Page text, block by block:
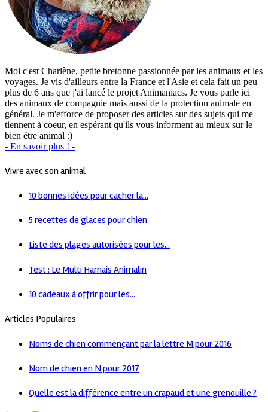
Moi c'est Charlène, petite bretonne passionnée par les animaux et les
voyages. Je vis d'ailleurs entre la France et l'Asie et cela fait un peu
plus de 6 ans que j'ai lancé le projet Animaniacs. Je vous parle ici
des animaux de compagnie mais aussi de la protection animale en
général. Je m'efforce de proposer des articles sur des sujets qui me
tiennent à coeur, en espérant qu'ils vous informent au mieux sur le
bien être animal :)
- En savoir plus ! -
Vivre avec son animal
10 bonnes idées pour cacher la...
5 recettes de glaces pour chien
Liste des plages autorisées pour les...
Test : Le Multi Harnais Animalin
10 cadeaux à offrir pour les...
Articles Populaires
Noms de chien commençant par la lettre M pour 2016
Nom de chien en N pour 2017
Quelle est la différence entre un crapaud et une grenouille ?